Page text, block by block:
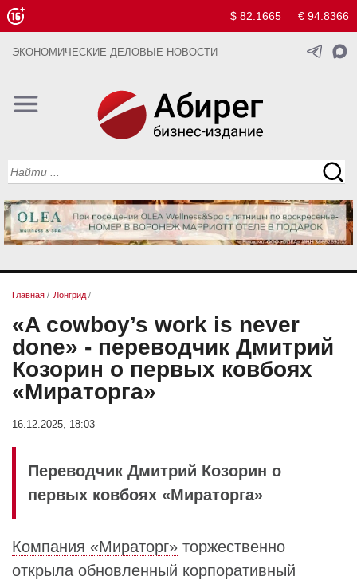
$ 82.1665 € 94.8366
ЭКОНОМИЧЕСКИЕ ДЕЛОВЫЕ НОВОСТИ
Главная / Лонгрид /
«A cowboy’s work is never
done» - переводчик Дмитрий
Козорин о первых ковбоях
«Мираторга»
16.12.2025, 18:03
Переводчик Дмитрий Козорин о
первых ковбоях «Мираторга»
Компания «Мираторг» торжественно
открыла обновленный корпоративный